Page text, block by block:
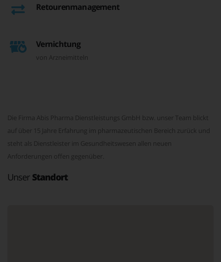
Retourenmanagement
Vernichtung
von Arzneimitteln
Die Firma Abis Pharma Dienstleistungs GmbH bzw. unser Team blickt
auf über 15 Jahre Erfahrung im pharmazeutischen Bereich zurück und
steht als Dienstleister im Gesundheitswesen allen neuen
Anforderungen offen gegenüber.
Unser Standort